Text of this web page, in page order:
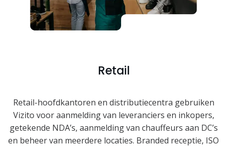
Retail
Retail-hoofdkantoren en distributiecentra gebruiken
Vizito voor aanmelding van leveranciers en inkopers,
getekende NDA’s, aanmelding van chauffeurs aan DC’s
en beheer van meerdere locaties. Branded receptie, ISO